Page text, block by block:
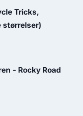
Tricks,
størrelser)
- Rocky Road